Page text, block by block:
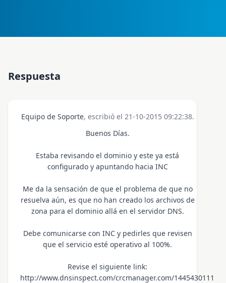
Respuesta
Equipo de Soporte, escribió el 21-10-2015 09:22:38.
Buenos Días.
Estaba revisando el dominio y este ya está
configurado y apuntando hacia INC
Me da la sensación de que el problema de que no
resuelva aún, es que no han creado los archivos de
zona para el dominio allá en el servidor DNS.
Debe comunicarse con INC y pedirles que revisen
que el servicio esté operativo al 100%.
Revise el siguiente link:
http://www.dnsinspect.com/crcmanager.com/1445430111